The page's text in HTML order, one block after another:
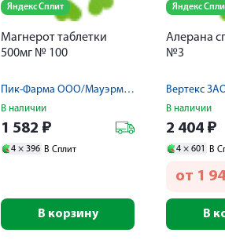
Яндекс Сплит
Магнерот таблетки
500мг № 100
Пик-Фарма ООО/Мауэрманн-Арцнаймиттель КГ
В наличии
1 582 ₽
4 × 396 В Сплит
В корзину
Яндекс
Алерана
№3
Вертекс
В наличии
2 404 ₽
4 × 601 В
от 1
В